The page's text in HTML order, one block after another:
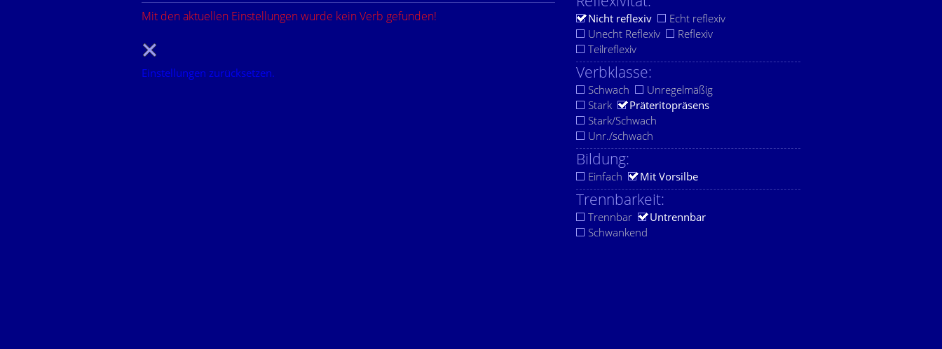
Mit den aktuellen Einstellungen wurde kein Verb gefunden!
Einstellungen zurücksetzen.
Nicht reflexiv
Echt reflexiv
Unecht Reflexiv
Reflexiv
Teilreflexiv
Verbklasse:
Schwach
Unregelmäßig
Stark
Präteritopräsens
Stark/Schwach
Unr./schwach
Bildung:
Einfach Mit Vorsilbe
Trennbarkeit:
Trennbar
Untrennbar
Schwankend